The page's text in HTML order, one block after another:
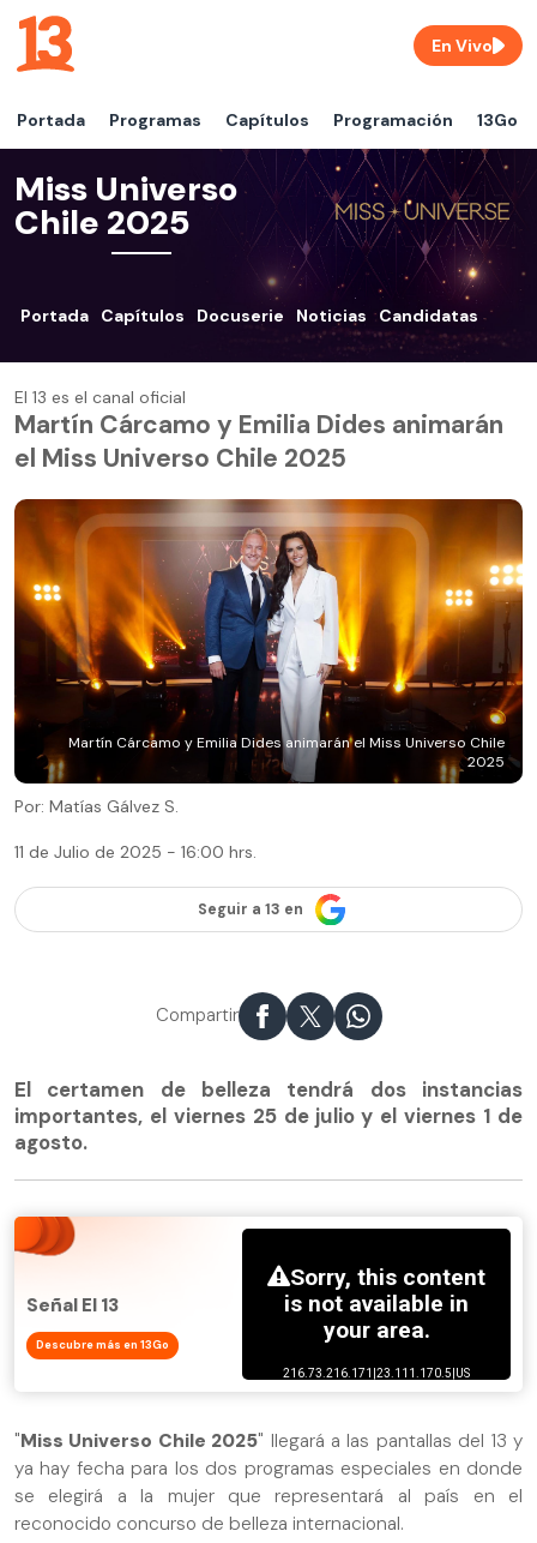
Portada Programas Capítulos Programación 13Go
En Vivo
Miss Universo
Chile 2025
Portada Capítulos Docuserie Noticias Candidatas
El 13 es el canal oficial
Martín Cárcamo y Emilia Dides animarán
el Miss Universo Chile 2025
Martín Cárcamo y Emilia Dides animarán el Miss Universo Chile
2025
Por: Matías Gálvez S.
11 de Julio de 2025 - 16:00 hrs.
Seguir a 13 en
Compartir
El certamen de belleza tendrá dos instancias
importantes, el viernes 25 de julio y el viernes 1 de
agosto.
Señal El 13
Descubre más en 13Go
"Miss Universo Chile 2025" llegará a las pantallas del 13 y
ya hay fecha para los dos programas especiales en donde
se elegirá a la mujer que representará al país en el
reconocido concurso de belleza internacional.